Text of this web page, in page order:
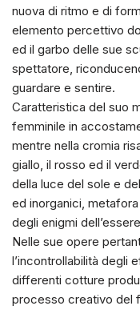
nuova di ritmo e di
elemento percettivo
ed il garbo delle sue
spettatore,
guardare e sentire.
Caratteristica del suo
femminile in
mentre nella cromia
giallo, il rosso ed il
della luce del sole e
ed inorganici,
degli enigmi
Nelle sue opere
l’incontrollabilità degli
differenti cotture
processo creativo del